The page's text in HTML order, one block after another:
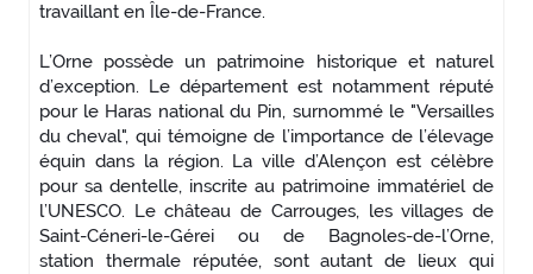
travaillant en Île-de-France.
L’Orne possède un patrimoine historique et naturel
d’exception. Le département est notamment réputé
pour le Haras national du Pin, surnommé le "Versailles
du cheval", qui témoigne de l’importance de l’élevage
équin dans la région. La ville d’Alençon est célèbre
pour sa dentelle, inscrite au patrimoine immatériel de
l’UNESCO. Le château de Carrouges, les villages de
Saint-Céneri-le-Gérei ou de Bagnoles-de-l’Orne,
station thermale réputée, sont autant de lieux qui